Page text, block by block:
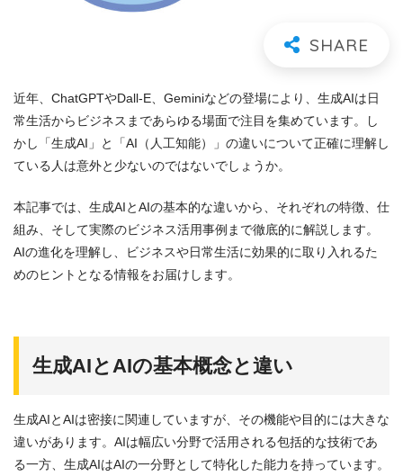
近年、ChatGPTやDall-E、Geminiなどの登場により、生成AIは日
常生活からビジネスまであらゆる場面で注目を集めています。し
かし「生成AI」と「AI（人工知能）」の違いについて正確に理解し
ている人は意外と少ないのではないでしょうか。
本記事では、生成AIとAIの基本的な違いから、それぞれの特徴、仕
組み、そして実際のビジネス活用事例まで徹底的に解説します。
AIの進化を理解し、ビジネスや日常生活に効果的に取り入れるた
めのヒントとなる情報をお届けします。
生成AIとAIの基本概念と違い
生成AIとAIは密接に関連していますが、その機能や目的には大きな
違いがあります。AIは幅広い分野で活用される包括的な技術であ
る一方、生成AIはAIの一分野として特化した能力を持っています。